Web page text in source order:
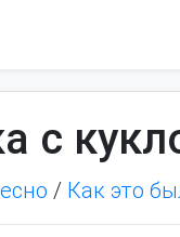
с
/ Как это